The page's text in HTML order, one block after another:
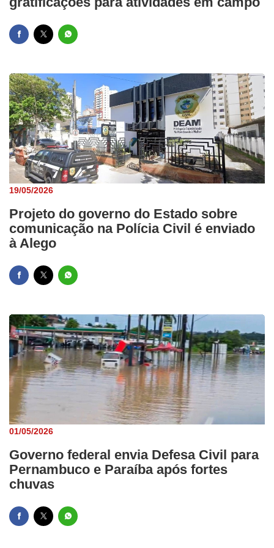
19/05/2026
Projeto do governo do Estado sobre
comunicação na Polícia Civil é enviado
à Alego
01/05/2026
Governo federal envia Defesa Civil para
Pernambuco e Paraíba após fortes
chuvas